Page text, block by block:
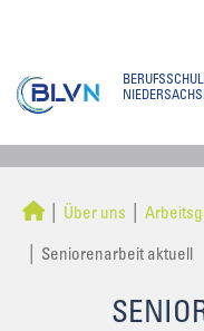
Über uns
Seniorenarbeit aktuell